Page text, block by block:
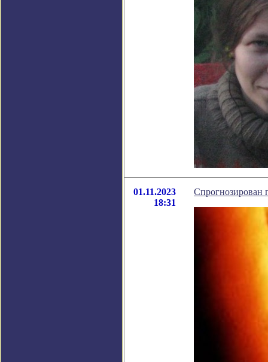
01.11.2023
18:31
Спрогнозирован